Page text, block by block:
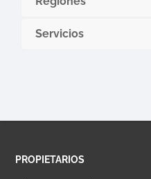
Servicios
PROPIETARIOS